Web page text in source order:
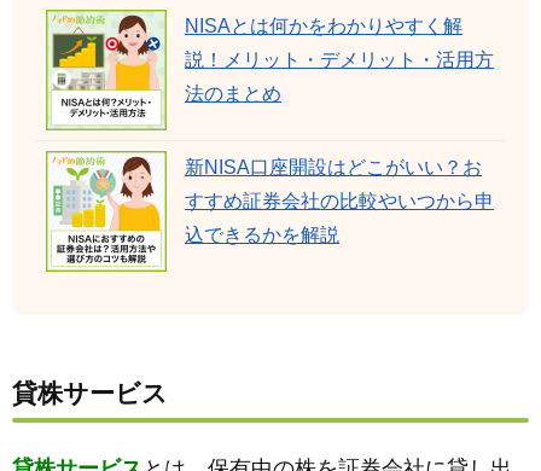
NISAとは何かをわかりやすく解
説！メリット・デメリット・活用方
法のまとめ
新NISA口座開設はどこがいい？お
すすめ証券会社の比較やいつから申
込できるかを解説
貸株サービス